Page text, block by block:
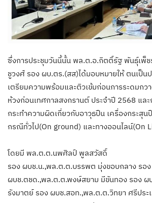
ซึ่งการประชุมวันนี้นั้น พล.ต.อ.กิตติ์รัฐ พันธุ์เพ็
ชูวงศ์ รอง ผบ.ตร.(สส)ได้มอบหมายให้ ตนเป็นป
เตรียมความพร้อมและติวเข้มก่อนการระดมกว
ห้วงก่อนเทศกาลสงกรานต์ ประจำปี 2568 แล
กระทำความผิดเกี่ยวกับอาวุธปืน เครื่องกระสุน
กรณีทั่วไป(On ground) และทางออนไลน์(On
โดยมี พล.ต.ต.นพศิลป์ พูลสวัสดิ์
รอง ผบช.น.,พล.ต.ต.บรรพต มุ่งขอบกลาง รอง
ผบช.ตชด.,พล.ต.ต.พงษ์สยาม มีขันทอง รอง
รังมาตย์ รอง ผบช.สอท.,พล.ต.ต.วิทยา ศรีประ